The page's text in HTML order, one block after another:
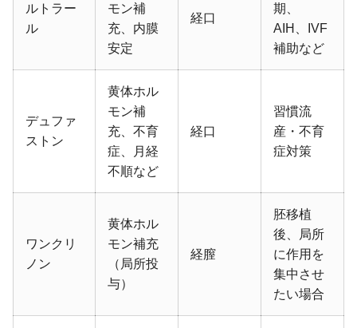
ルトラー
ル
モン補
充、内膜
安定
経口
期、
AIH、IVF
補助など
デュファ
ストン
黄体ホル
モン補
充、不育
症、月経
不順など
経口
習慣流
産・不育
症対策
ワンクリ
ノン
黄体ホル
モン補充
（局所投
与）
経膣
胚移植
後、局所
に作用を
集中させ
たい場合